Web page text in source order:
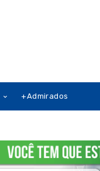
+Admirados